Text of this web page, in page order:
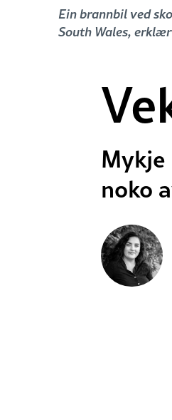
Ein brannbil ved
South Wales,
Mykje
noko